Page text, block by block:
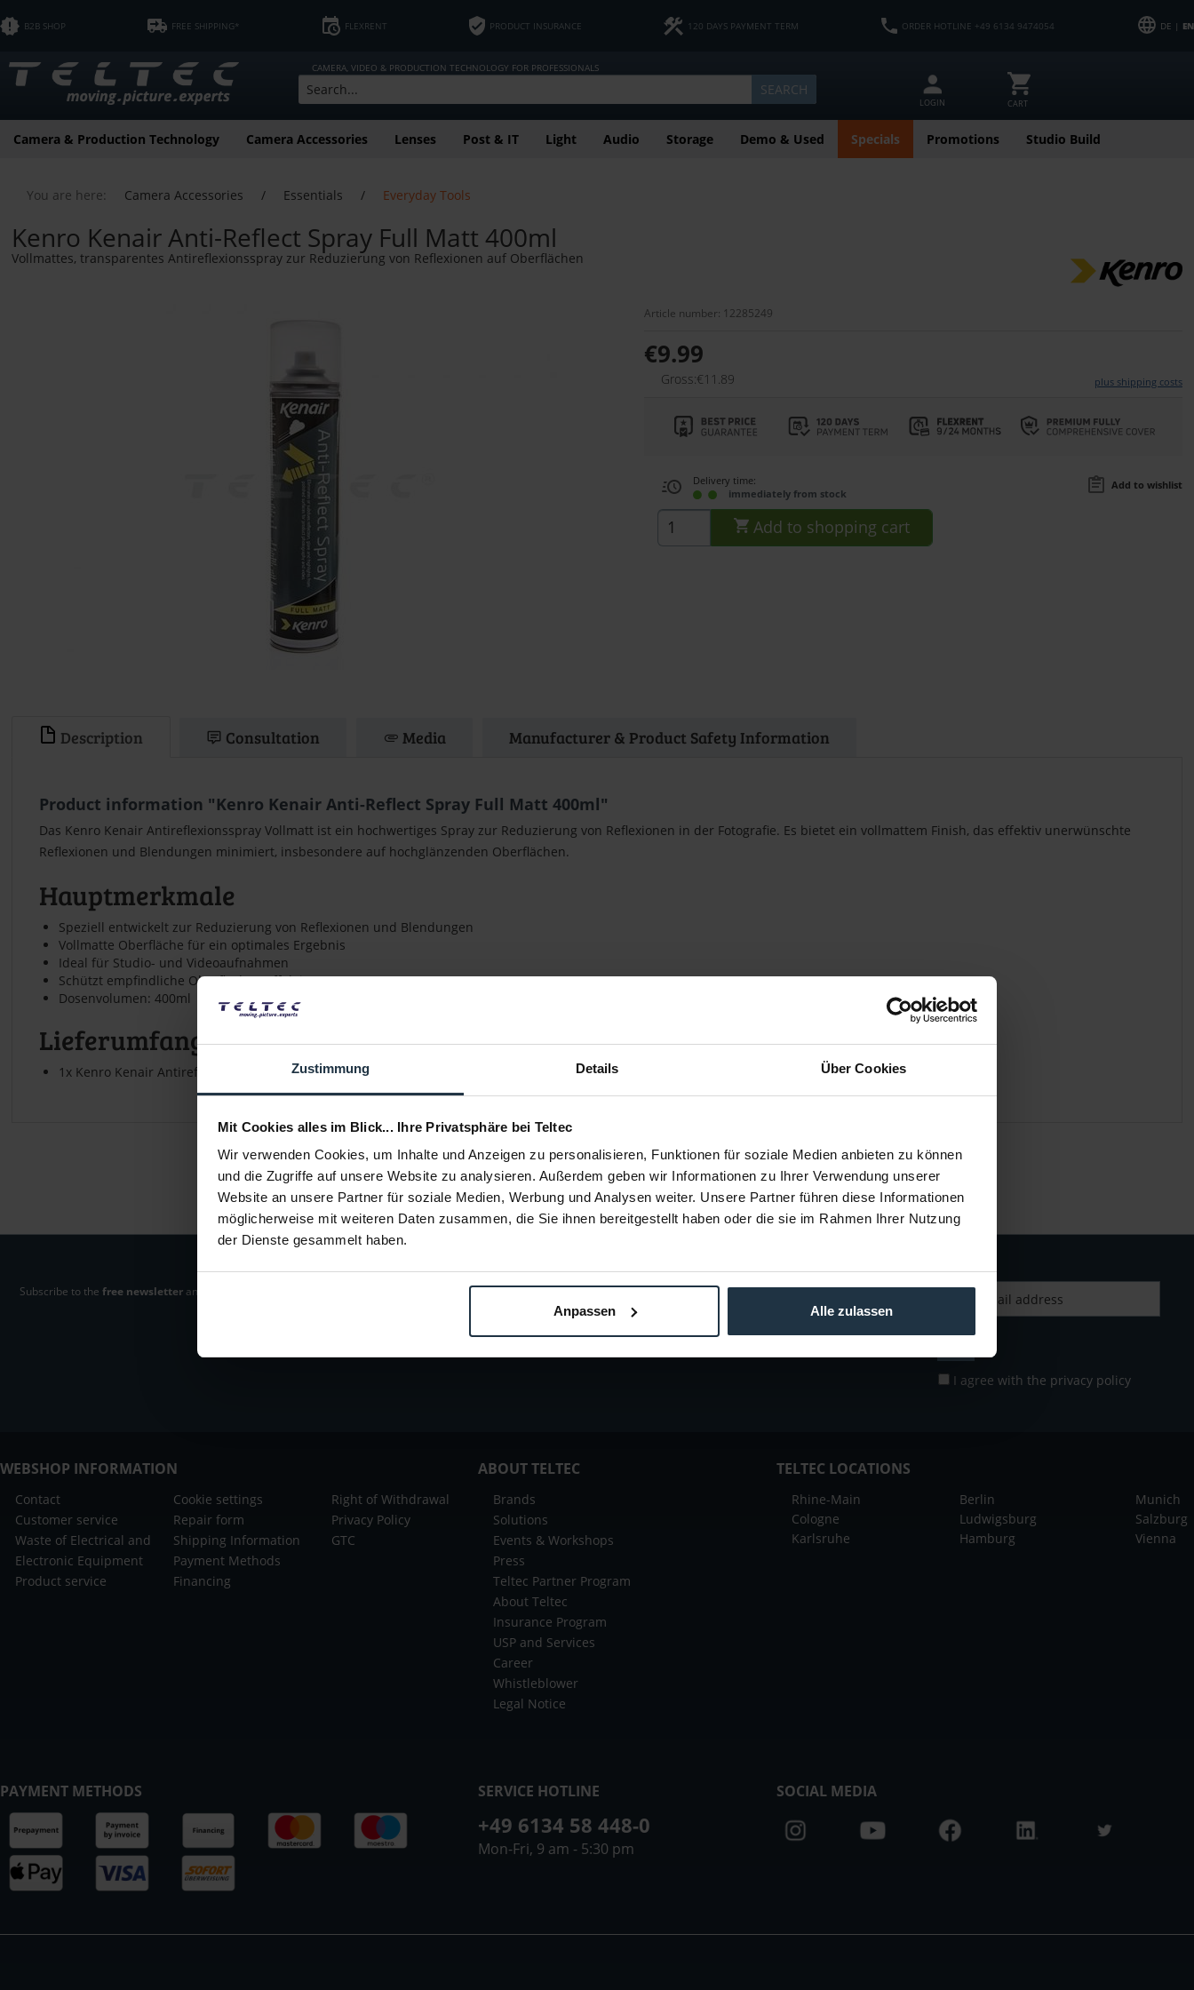
Zustimmung Details Über Cookies
Mit Cookies alles im Blick... Ihre Privatsphäre bei Teltec
Wir verwenden Cookies, um Inhalte und Anzeigen zu personalisieren, Funktionen für soziale Medien anbieten zu können
und die Zugriffe auf unsere Website zu analysieren. Außerdem geben wir Informationen zu Ihrer Verwendung unserer
Website an unsere Partner für soziale Medien, Werbung und Analysen weiter. Unsere Partner führen diese Informationen
möglicherweise mit weiteren Daten zusammen, die Sie ihnen bereitgestellt haben oder die sie im Rahmen Ihrer Nutzung
der Dienste gesammelt haben.
Anpassen Alle zulassen
B2B SHOP FREE SHIPPING* FLEXRENT PRODUCT INSURANCE 120 DAYS PAYMENT TERM ORDER HOTLINE +49 6134 9474054 DE | EN
CAMERA, VIDEO & PRODUCTION TECHNOLOGY FOR PROFESSIONALS
SEARCH
LOGIN CART
Camera & Production Technology Camera Accessories Lenses Post & IT Light Audio Storage Demo & Used Specials Promotions Studio Build
You are here: Camera Accessories / Essentials / Everyday Tools
Kenro Kenair Anti-Reflect Spray Full Matt 400ml
Vollmattes, transparentes Antireflexionsspray zur Reduzierung von Reflexionen auf Oberflächen
Article number: 12285249
€9.99
Gross:€11.89 plus shipping costs
Delivery time:
immediately from stock
Add to wishlist
Add to shopping cart
Description Consultation Media Manufacturer & Product Safety Information
Product information "Kenro Kenair Anti-Reflect Spray Full Matt 400ml"
Das Kenro Kenair Antireflexionsspray Vollmatt ist ein hochwertiges Spray zur Reduzierung von Reflexionen in der Fotografie. Es bietet ein vollmattem Finish, das effektiv unerwünschte
Reflexionen und Blendungen minimiert, insbesondere auf hochglänzenden Oberflächen.
Hauptmerkmale
Speziell entwickelt zur Reduzierung von Reflexionen und Blendungen
Vollmatte Oberfläche für ein optimales Ergebnis
Ideal für Studio- und Videoaufnahmen
Schützt empfindliche Oberflächen effektiv
Dosenvolumen: 400ml
Lieferumfang
1x Kenro Kenair Antireflexionsspray Vollmatt 400ml
Subscribe to the free newsletterand ensure that you will no longer miss any offers or news ofTeltec | Video-,
I agree with the privacy policy
WEBSHOP INFORMATION
Contact
Customer service
Waste of Electrical and
Electronic Equipment
Product service
Cookie settings
Repair form
Shipping Information
Payment Methods
Financing
Right of Withdrawal
Privacy Policy
GTC
ABOUT TELTEC
Brands
Solutions
Events & Workshops
Press
Teltec Partner Program
About Teltec
Insurance Program
USP and Services
Career
Whistleblower
Legal Notice
TELTEC LOCATIONS
Rhine-Main
Cologne
Karlsruhe
Berlin
Ludwigsburg
Hamburg
Munich
Salzburg
Vienna
PAYMENT METHODS SERVICE HOTLINE
+49 6134 58 448-0
Mon-Fri, 9 am - 5:30 pm
SOCIAL MEDIA